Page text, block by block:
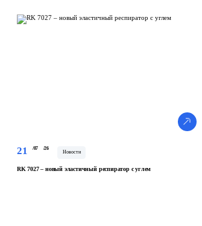
21 /07 /26
Новости
RK 7027 – новый эластичный респиратор с углем